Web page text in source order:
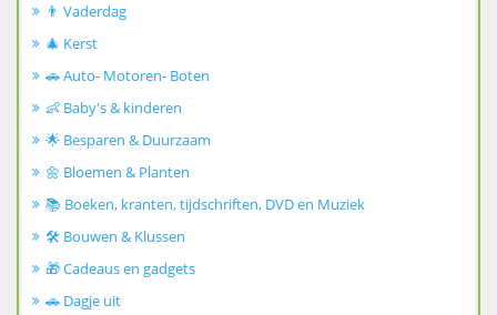
👨 Vaderdag
🎄 Kerst
🚗 Auto- Motoren- Boten
👶 Baby's & kinderen
🌟 Besparen & Duurzaam
🌼 Bloemen & Planten
📚 Boeken, kranten, tijdschriften, DVD en Muziek
🛠️ Bouwen & Klussen
🎁 Cadeaus en gadgets
🚗 Dagje uit